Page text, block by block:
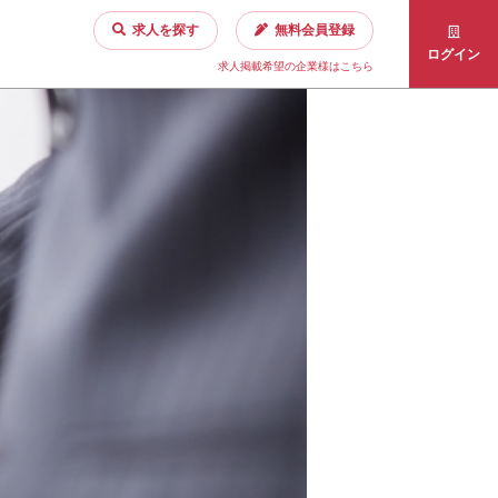
求人を探す 無料会員登録
求人掲載希望の企業様はこちら
ログイン